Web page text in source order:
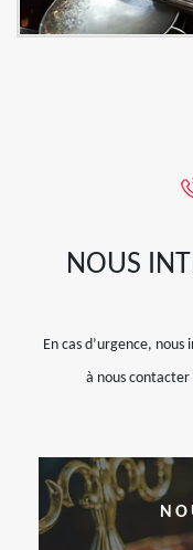
NOUS
En cas d’urgence,
à nous